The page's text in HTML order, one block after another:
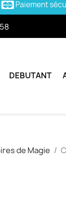
Paiement
DEBUTANT
de Magie